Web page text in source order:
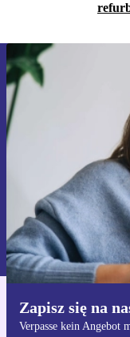
Zapisz się na
Verpasse kein Angebot
Nie
Informacje na temat
naszej
Polityce